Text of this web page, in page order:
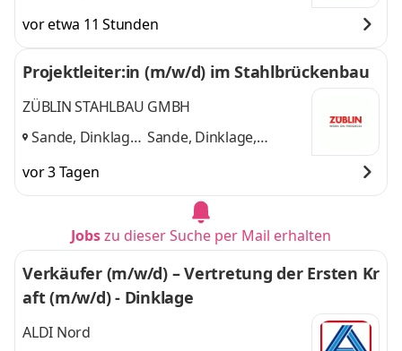
vor etwa 11 Stunden
Projektleiter:in (m/w/d) im Stahlbrückenbau
ZÜBLIN STAHLBAU GMBH
Sande, Dinklage, Sande, Dinklage,
vor 3 Tagen
Jobszu dieser Suche per Mail erhalten
Verkäufer (m/w/d) – Vertretung der Ersten Kr
aft (m/w/d) - Dinklage
ALDI Nord